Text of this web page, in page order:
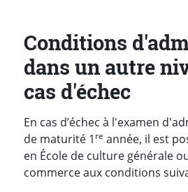
Conditions
dans un autre
cas d'échec
En cas d’échec à l'examen
de maturité 1 re année, il est
en École de culture générale
commerce aux conditions